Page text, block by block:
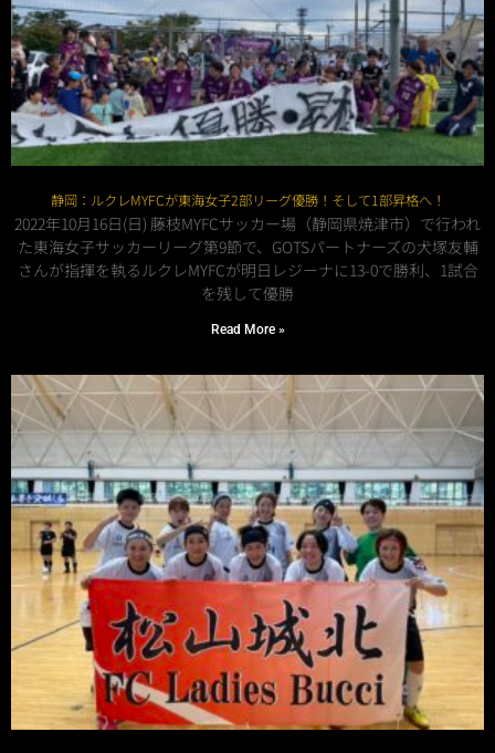
静岡：ルクレMYFCが東海女子2部リーグ優勝！そして1部昇格へ！
2022年10月16日(日) 藤枝MYFCサッカー場（静岡県焼津市）で行われ
た東海女子サッカーリーグ第9節で、GOTSパートナーズの犬塚友輔
さんが指揮を執るルクレMYFCが明日レジーナに13-0で勝利、1試合
を残して優勝
Read More »